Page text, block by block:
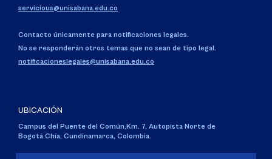
servicious@unisabana.edu.co
Contacto únicamente para notificaciones legales.
No se responderán otros temas que no sean de tipo legal.
notificacioneslegales@unisabana.edu.co
UBICACIÓN
Campus del Puente del Común,Km. 7, Autopista Norte de
Bogotá.Chía, Cundinamarca, Colombia.